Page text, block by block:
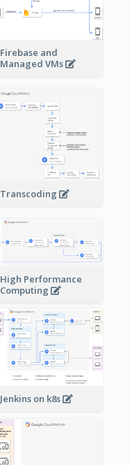
Firebase and
Managed VMs
Transcoding
High Performance
Computing
Jenkins on k8s